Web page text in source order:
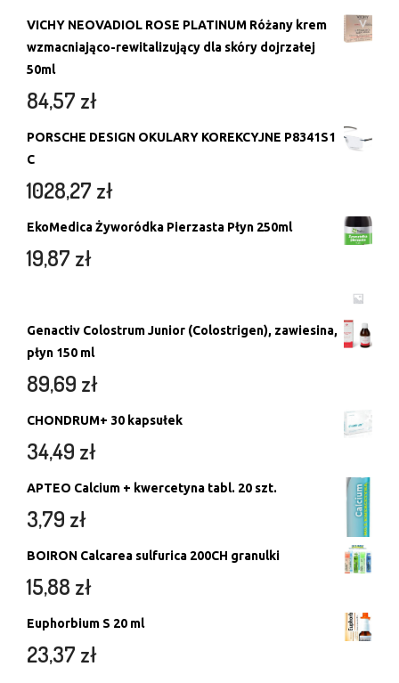
VICHY NEOVADIOL ROSE PLATINUM Różany krem
wzmacniająco-rewitalizujący dla skóry dojrzałej
50ml
84,57 zł
PORSCHE DESIGN OKULARY KOREKCYJNE P8341S1
C
1028,27 zł
EkoMedica Żyworódka Pierzasta Płyn 250ml
19,87 zł
Genactiv Colostrum Junior (Colostrigen), zawiesina,
płyn 150 ml
89,69 zł
CHONDRUM+ 30 kapsułek
34,49 zł
APTEO Calcium + kwercetyna tabl. 20 szt.
3,79 zł
BOIRON Calcarea sulfurica 200CH granulki
15,88 zł
Euphorbium S 20 ml
23,37 zł